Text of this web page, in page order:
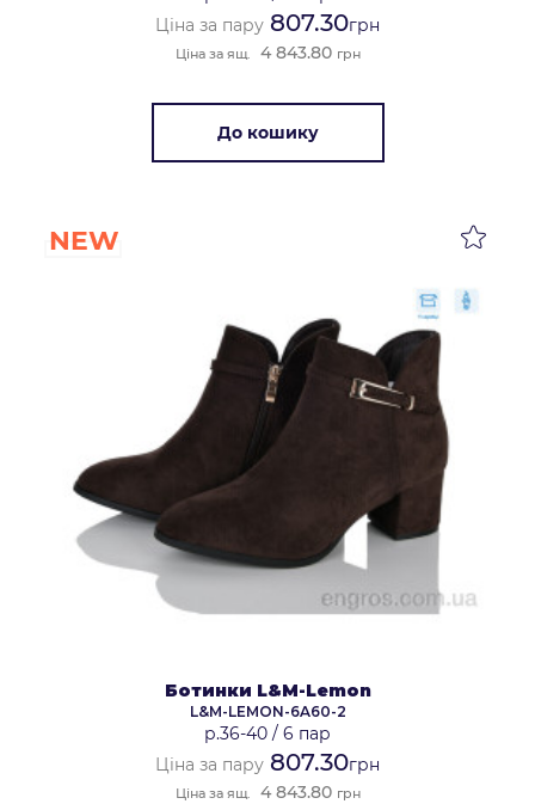
Ціна за пару 807.30грн
Ціна за ящ. 4 843.80 грн
До кошику
NEW
Ботинки L&M-Lemon
L&M-LEMON-6A60-2
р.36-40 / 6 пар
Ціна за пару 807.30грн
Ціна за ящ. 4 843.80 грн